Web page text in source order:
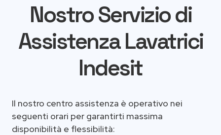
Nostro Servizio di
Assistenza Lavatrici
Indesit
Il nostro centro assistenza è operativo nei
seguenti orari per garantirti massima
disponibilità e flessibilità: